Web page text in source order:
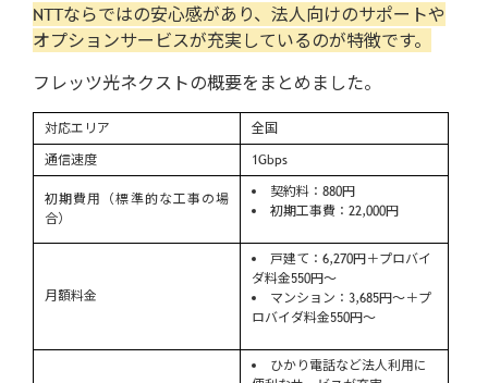
NTTならではの安心感があり、法人向けのサポートや
オプションサービスが充実しているのが特徴です。
フレッツ光ネクストの概要をまとめました。
対応エリア
全国
通信速度
1Gbps
初期費用（標準的な工事の場
合）
契約料：880円
初期工事費：22,000円
月額料金
戸建て：6,270円＋プロバイ
ダ料金550円～
マンション：3,685円～＋プ
ロバイダ料金550円～
ひかり電話など法人利用に